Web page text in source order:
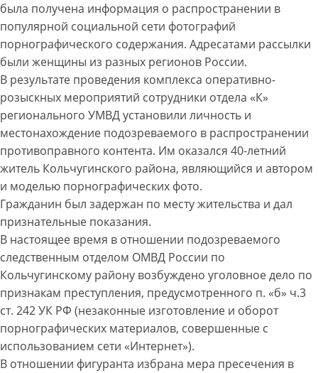
была получена информация о распространении в
популярной социальной сети фотографий
порнографического содержания. Адресатами рассылки
были женщины из разных регионов России.
В результате проведения комплекса оперативно-
розыскных мероприятий сотрудники отдела «К»
регионального УМВД установили личность и
местонахождение подозреваемого в распространении
противоправного контента. Им оказался 40-летний
житель Кольчугинского района, являющийся и автором
и моделью порнографических фото.
Гражданин был задержан по месту жительства и дал
признательные показания.
В настоящее время в отношении подозреваемого
следственным отделом ОМВД России по
Кольчугинскому району возбуждено уголовное дело по
признакам преступления, предусмотренного п. «б» ч.3
ст. 242 УК РФ (незаконные изготовление и оборот
порнографических материалов, совершенные с
использованием сети «Интернет»).
В отношении фигуранта избрана мера пресечения в